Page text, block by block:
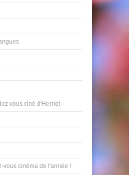
vous ciné d'Herriot
vous cinéma de l'année !